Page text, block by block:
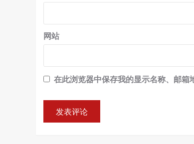
网站
在此浏览器中保存我的显示名称、邮箱